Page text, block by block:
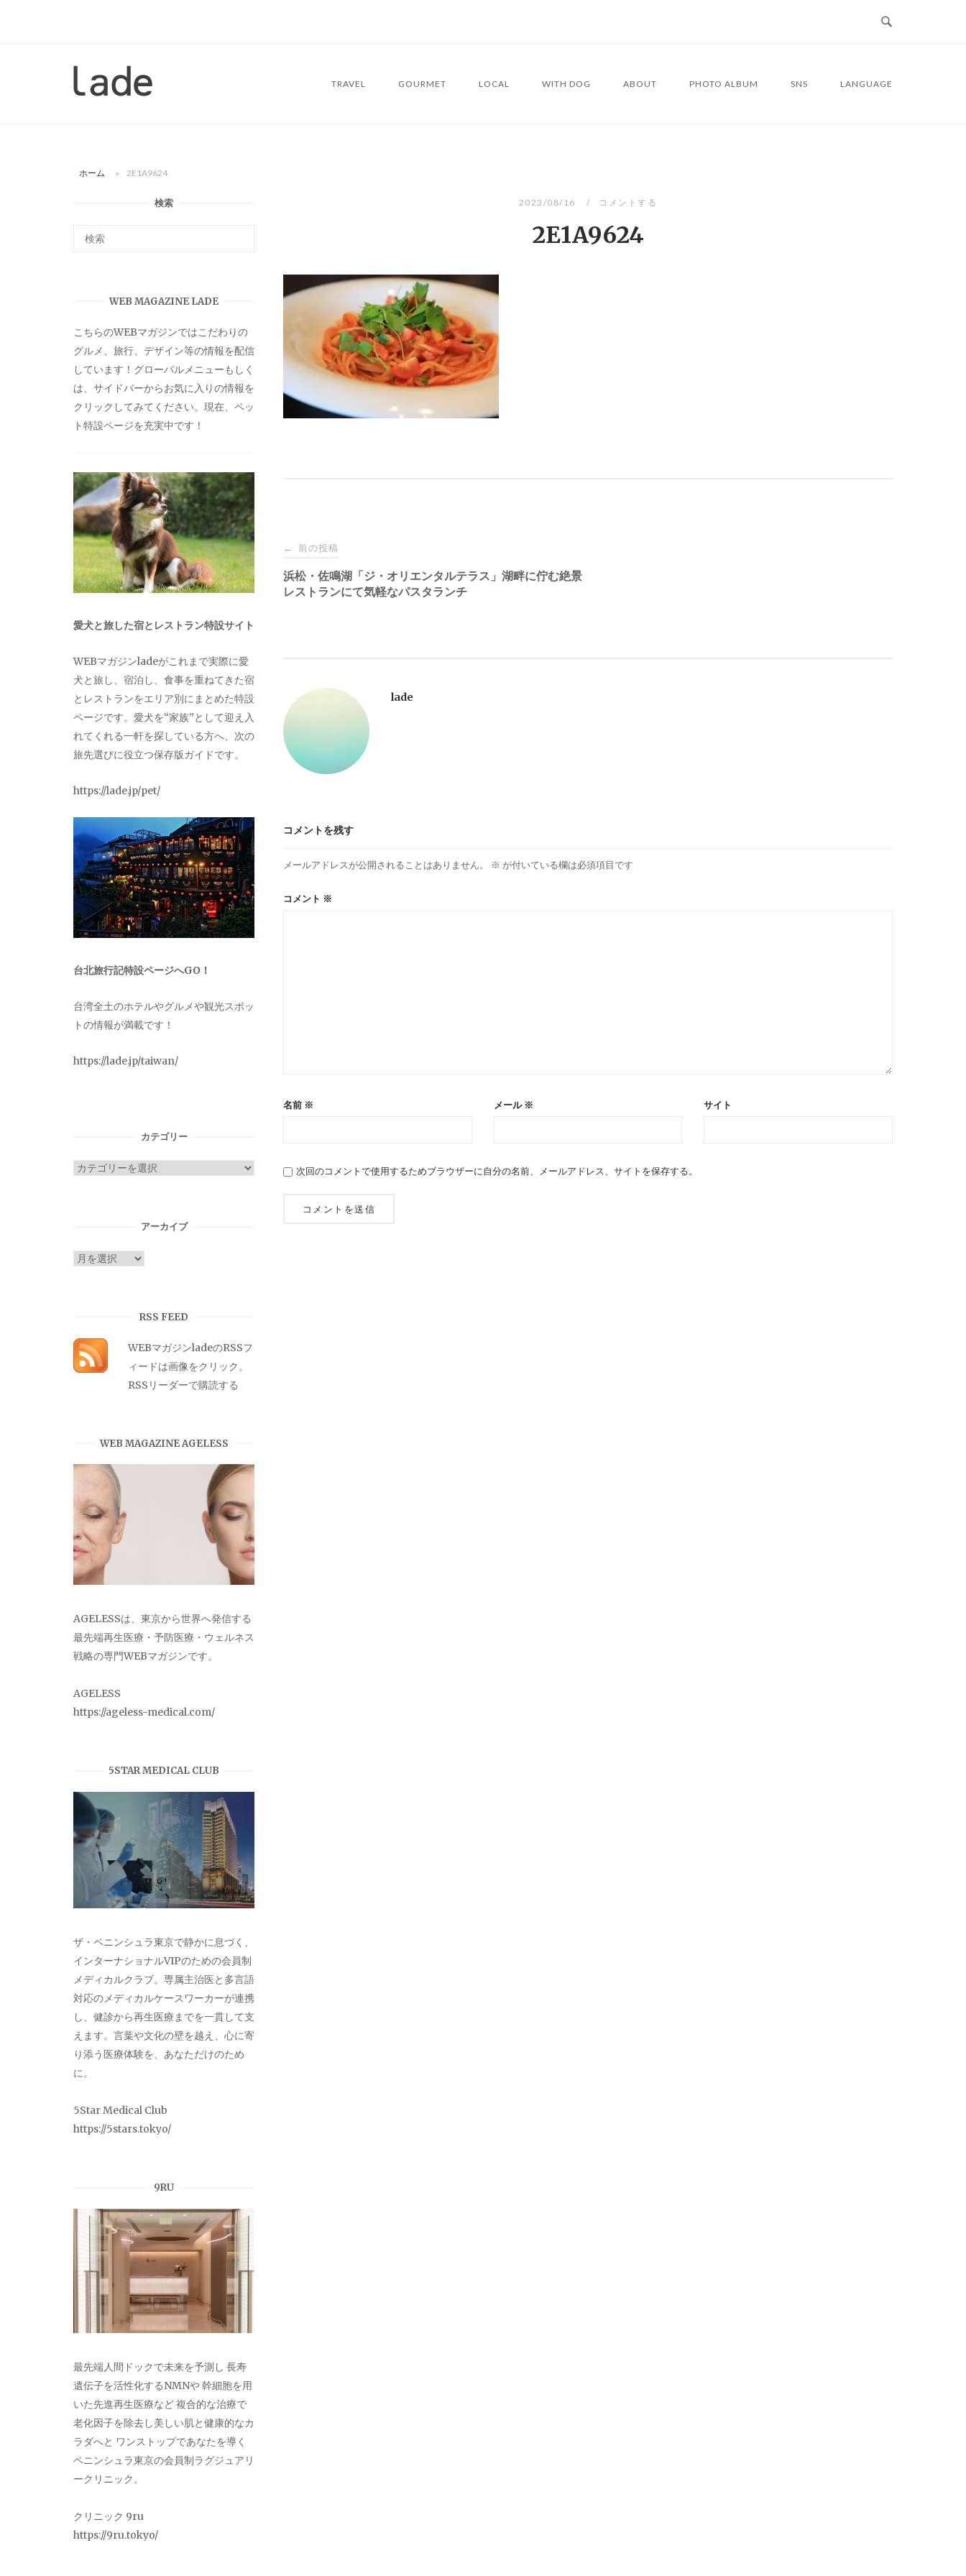
ー
TRAVEL GOURMET LOCAL WITH DOG ABOUT PHOTO ALBUM SNS LANGUAGE
ホーム » 2E1A9624
2023/08/16 コメントする
2E1A9624
投
稿
ゲ
ー
シ
ン
← 前の投稿
浜松・佐鳴湖「ジ・オリエンタルテラス」湖畔に佇む絶景
レストランにて気軽なパスタランチ
lade
コメントを残す
メールアドレスが公開されることはありません。 ※ が付いている欄は必須項目です
コメント ※
名前 ※ メール ※ サイト
次回のコメントで使用するためブラウザーに自分の名前、メールアドレス、サイトを保存する。
検索
WEB MAGAZINE LADE
こちらのWEBマガジンではこだわりの
グルメ、旅行、デザイン等の情報を配信
しています！グローバルメニューもしく
は、サイドバーからお気に入りの情報を
クリックしてみてください。現在、ペッ
ト特設ページを充実中です！
愛犬と旅した宿とレストラン特設サイト
WEBマガジンladeがこれまで実際に愛
犬と旅し、宿泊し、食事を重ねてきた宿
とレストランをエリア別にまとめた特設
ページです。愛犬を“家族”として迎え入
れてくれる一軒を探している方へ、次の
旅先選びに役立つ保存版ガイドです。
https://lade.jp/pet/
台北旅行記特設ページへGO！
台湾全土のホテルやグルメや観光スポッ
トの情報が満載です！
https://lade.jp/taiwan/
カテゴリー
カ
アーカイブ
ア
RSS FEED
WEBマガジンladeのRSSフ
ィードは画像をクリック。
RSSリーダーで購読する
WEB MAGAZINE AGELESS
AGELESSは、東京から世界へ発信する
最先端再生医療・予防医療・ウェルネス
戦略の専門WEBマガジンです。
AGELESS
https://ageless-medical.com/
5STAR MEDICAL CLUB
ザ・ペニンシュラ東京で静かに息づく、
インターナショナルVIPのための会員制
メディカルクラブ。専属主治医と多言語
対応のメディカルケースワーカーが連携
し、健診から再生医療までを一貫して支
えます。言葉や文化の壁を越え、心に寄
り添う医療体験を、あなただけのため
に。
5Star Medical Club
https://5stars.tokyo/
9RU
最先端人間ドックで未来を予測し 長寿
遺伝子を活性化するNMNや 幹細胞を用
いた先進再生医療など 複合的な治療で
老化因子を除去し美しい肌と健康的なカ
ラダへと ワンストップであなたを導く
ペニンシュラ東京の会員制ラグジュアリ
ークリニック。
クリニック 9ru
https://9ru.tokyo/